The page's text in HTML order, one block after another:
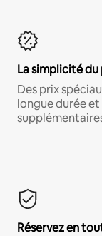
La simplicité du
Des prix
longue durée
Réservez en